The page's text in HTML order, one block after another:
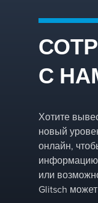
С
Хотите
новый
онлайн,
информацию
или
Glitsch